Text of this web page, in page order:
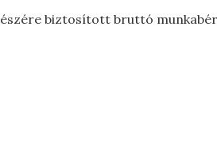
biztosított bruttó